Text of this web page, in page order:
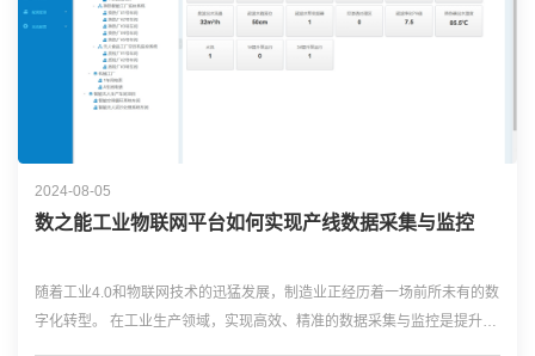
2024-08-05
数之能工业物联网平台如何实现产线数据采集与监控
随着工业4.0和物联网技术的迅猛发展，制造业正经历着一场前所未有的数
字化转型。 在工业生产领域，实现高效、精准的数据采集与监控是提升生